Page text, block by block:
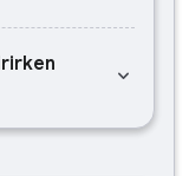
keyboard_arrow_down